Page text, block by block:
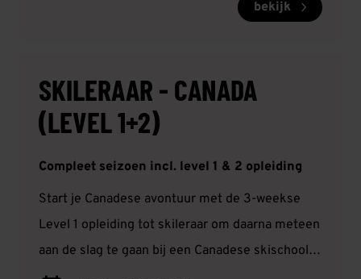
bekijk
SKILERAAR - CANADA
(LEVEL 1+2)
Compleet seizoen incl. level 1 & 2 opleiding
Start je Canadese avontuur met de 3-weekse
Level 1 opleiding tot skileraar om daarna meteen
aan de slag te gaan bij een Canadese skischool.